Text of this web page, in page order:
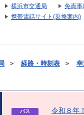
横浜市交通局 免責事
携帯電話サイト(乗換案内)
＞ 経路・時刻表 ＞
バス 令和 ８年